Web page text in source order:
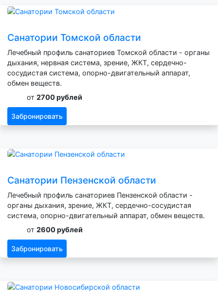
Санатории Томской области
Лечебный профиль санаториев Томской области - органы
дыхания, нервная система, зрение, ЖКТ, сердечно-
сосудистая система, опорно-двигательный аппарат,
обмен веществ.
от 2700 рублей
Забронировать
Санатории Пензенской области
Лечебный профиль санаториев Пензенской области -
органы дыхания, зрение, ЖКТ, сердечно-сосудистая
система, опорно-двигательный аппарат, обмен веществ.
от 2600 рублей
Забронировать